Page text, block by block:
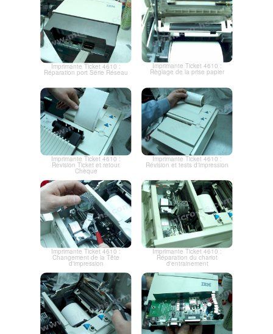
Imprimante Ticket 4610 :
Réparation port Série Réseau
Imprimante Ticket 4610 :
Règlage de la prise papier
Imprimante Ticket 4610 :
Revision Ticket et retour.
Chèque
Imprimante Ticket 4610 :
Révision et tests d'impression
Imprimante Ticket 4610 :
Changement de la Tête
d'impression
Imprimante Ticket 4610 :
Réparation du chariot
d'entrainement